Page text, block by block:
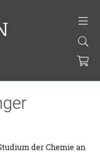
der Chemie an